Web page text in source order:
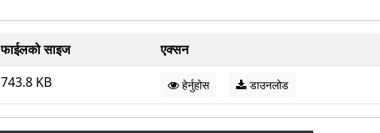
फाईलको साइज
एक्सन
743.8 KB हेर्नुहोस डाउनलोड